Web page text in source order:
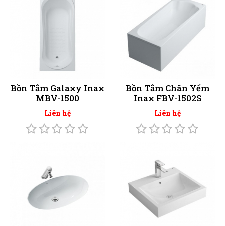
Bồn Tắm Galaxy Inax
MBV-1500
Liên hệ
Bồn Tắm Chân Yếm
Inax FBV-1502S
Liên hệ